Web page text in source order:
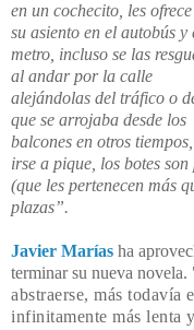
en un cochecito, les
su asiento en el autobús y
metro, incluso se las
al andar por la calle
alejándolas del tráfico o
que se arrojaba desde los
balcones en otros
irse a pique, los botes
(que les pertenecen más
plazas”.
Javier Marías ha
terminar su nueva novela.
abstraerse, más todavía
infinitamente más lenta